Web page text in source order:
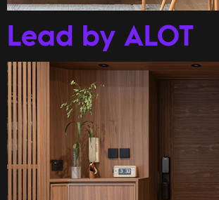
Lead by ALOT